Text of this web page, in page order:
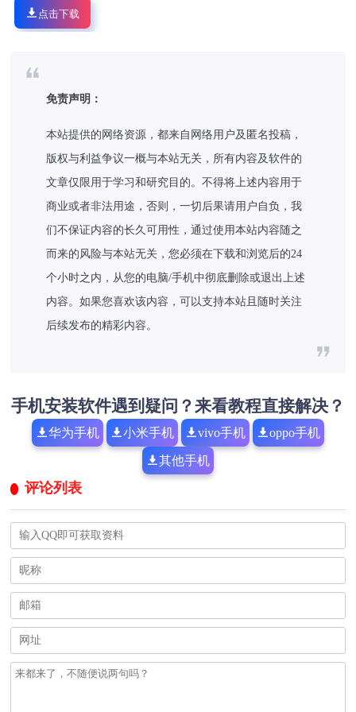
点击下载
免责声明：
本站提供的网络资源，都来自网络用户及匿名投稿，
版权与利益争议一概与本站无关，所有内容及软件的
文章仅限用于学习和研究目的。不得将上述内容用于
商业或者非法用途，否则，一切后果请用户自负，我
们不保证内容的长久可用性，通过使用本站内容随之
而来的风险与本站无关，您必须在下载和浏览后的24
个小时之内，从您的电脑/手机中彻底删除或退出上述
内容。如果您喜欢该内容，可以支持本站且随时关注
后续发布的精彩内容。
手机安装软件遇到疑问？来看教程直接解决？
华为手机 小米手机 vivo手机 oppo手机
其他手机
评论列表